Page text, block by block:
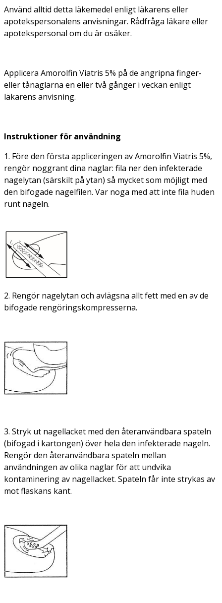
Använd alltid detta läkemedel enligt läkarens eller
apotekspersonalens anvisningar. Rådfråga läkare eller
apotekspersonal om du är osäker.
Applicera Amorolfin Viatris 5% på de angripna finger-
eller tånaglarna en eller två gånger i veckan enligt
läkarens anvisning.
Instruktioner för användning
1. Före den första appliceringen av Amorolfin Viatris 5%,
rengör noggrant dina naglar: fila ner den infekterade
nagelytan (särskilt på ytan) så mycket som möjligt med
den bifogade nagelfilen. Var noga med att inte fila huden
runt nageln.
2. Rengör nagelytan och avlägsna allt fett med en av de
bifogade rengöringskompresserna.
3. Stryk ut nagellacket med den återanvändbara spateln
(bifogad i kartongen) över hela den infekterade nageln.
Rengör den återanvändbara spateln mellan
användningen av olika naglar för att undvika
kontaminering av nagellacket. Spateln får inte strykas av
mot flaskans kant.